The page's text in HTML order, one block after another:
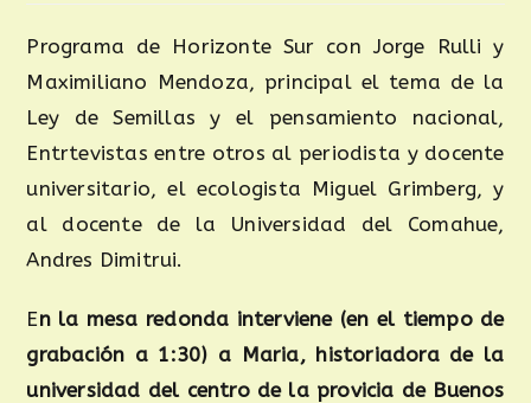
Programa de Horizonte Sur con Jorge Rulli y
Maximiliano Mendoza, principal el tema de la
Ley de Semillas y el pensamiento nacional,
Entrtevistas entre otros al periodista y docente
universitario, el ecologista Miguel Grimberg, y
al docente de la Universidad del Comahue,
Andres Dimitrui.
En la mesa redonda interviene (en el tiempo de
grabación a 1:30) a Maria, historiadora de la
universidad del centro de la provicia de Buenos